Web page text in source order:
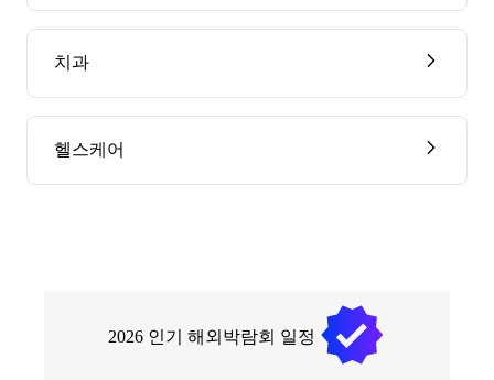
치과
헬스케어
2026 인기 해외박람회 일정